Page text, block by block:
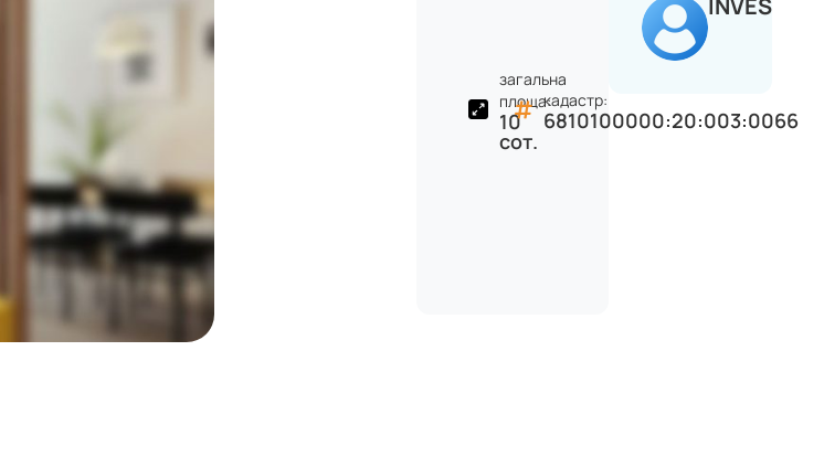
загальна
площа:
10
сот.
кадастр:
6810100000:20:003:0066
INVEST